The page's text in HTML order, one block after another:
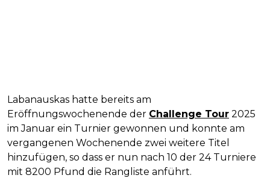
Labanauskas hatte bereits am
Eröffnungswochenende der Challenge Tour 2025
im Januar ein Turnier gewonnen und konnte am
vergangenen Wochenende zwei weitere Titel
hinzufügen, so dass er nun nach 10 der 24 Turniere
mit 8200 Pfund die Rangliste anführt.